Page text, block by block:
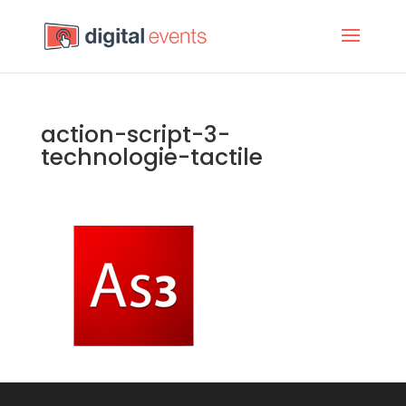
action-script-3-
technologie-tactile